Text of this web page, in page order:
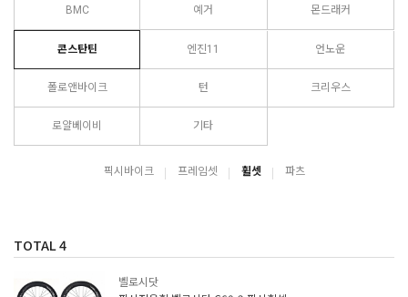
BMC 예거 몬드래커
콘스탄틴 엔진11 언노운
폴로앤바이크 턴 크리우스
로얄베이비 기타
픽시바이크 프레임셋 휠셋 파츠
TOTAL4
벨로시닷